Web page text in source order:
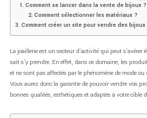
Comment se lancer dans la vente de bijoux ?
Comment sélectionner les matériaux ?
Comment créer un site pour vendre des bijoux
La joaillerie est un secteur d’activité qui peut s’avérer
sait s’y prendre. En effet, dans ce domaine, les
et ne sont pas affectés par le phénomène de mode
Vous aurez donc la garantie de pouvoir vendre vos
bonnes qualités, esthétiques et adaptés à votre cible